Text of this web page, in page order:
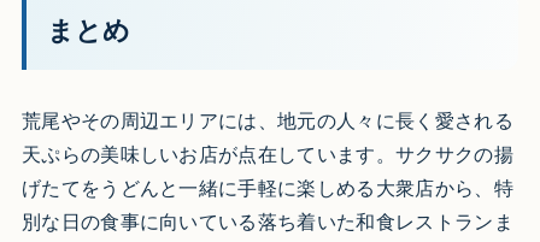
まとめ
荒尾やその周辺エリアには、地元の人々に長く愛される
天ぷらの美味しいお店が点在しています。サクサクの揚
げたてをうどんと一緒に手軽に楽しめる大衆店から、特
別な日の食事に向いている落ち着いた和食レストランま